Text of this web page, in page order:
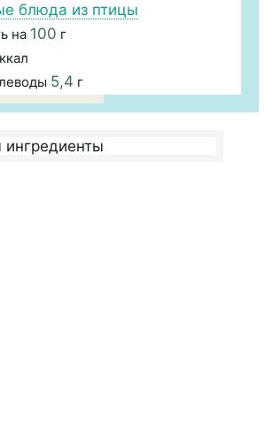
блюда из птицы
на 100 г
ккал
5,4 г